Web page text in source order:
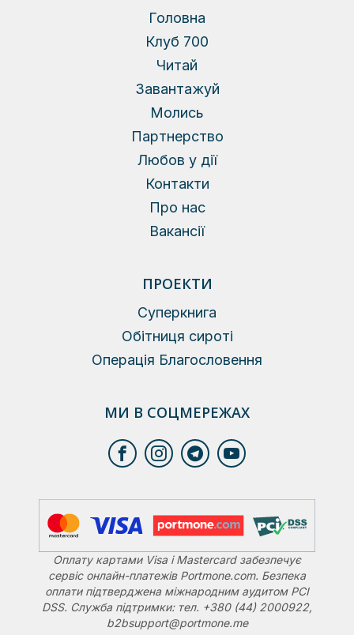
Головна
Клуб 700
Читай
Завантажуй
Молись
Партнерство
Любов у дії
Контакти
Про нас
Вакансії
ПРОЕКТИ
Суперкнига
Обітниця сироті
Операція Благословення
МИ В СОЦМЕРЕЖАХ
Оплату картами Visa і Mastercard забезпечує
сервіс онлайн-платежів Portmone.com. Безпека
оплати підтверджена міжнародним аудитом PCI
DSS. Служба підтримки: тел. +380 (44) 2000922,
b2bsupport@portmone.me